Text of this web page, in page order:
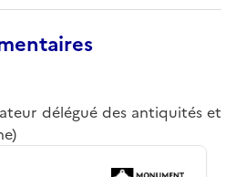
délégué des antiquités et